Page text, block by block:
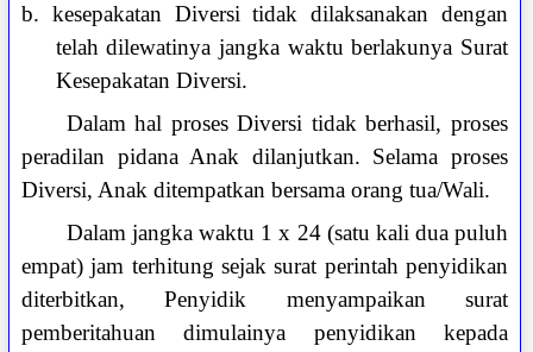
b. kesepakatan Diversi tidak dilaksanakan dengan
telah dilewatinya jangka waktu berlakunya Surat
Kesepakatan Diversi.
Dalam hal proses Diversi tidak berhasil, proses
peradilan pidana Anak dilanjutkan. Selama proses
Diversi, Anak ditempatkan bersama orang tua/Wali.
Dalam jangka waktu 1 x 24 (satu kali dua puluh
empat) jam terhitung sejak surat perintah penyidikan
diterbitkan, Penyidik menyampaikan surat
pemberitahuan dimulainya penyidikan kepada